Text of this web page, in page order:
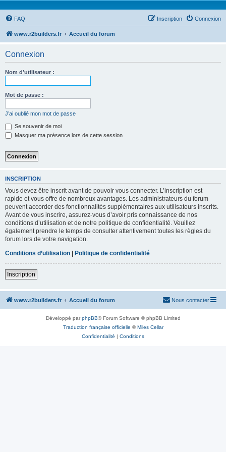
FAQ Connexion
Inscription
www.r2builders.fr Accueil du forum
Connexion
Nom d’utilisateur :
Mot de passe :
J’ai oublié mon mot de passe
Se souvenir de moi
Masquer ma présence lors de cette session
INSCRIPTION
Vous devez être inscrit avant de pouvoir vous connecter. L’inscription est
rapide et vous offre de nombreux avantages. Les administrateurs du forum
peuvent accorder des fonctionnalités supplémentaires aux utilisateurs inscrits.
Avant de vous inscrire, assurez-vous d’avoir pris connaissance de nos
conditions d’utilisation et de notre politique de confidentialité. Veuillez
également prendre le temps de consulter attentivement toutes les règles du
forum lors de votre navigation.
Conditions d’utilisation | Politique de confidentialité
Inscription
www.r2builders.fr Accueil du forum Nous contacter
Développé parphpBB® Forum Software © phpBB Limited
Traduction française officielle ©Miles Cellar
Confidentialité | Conditions